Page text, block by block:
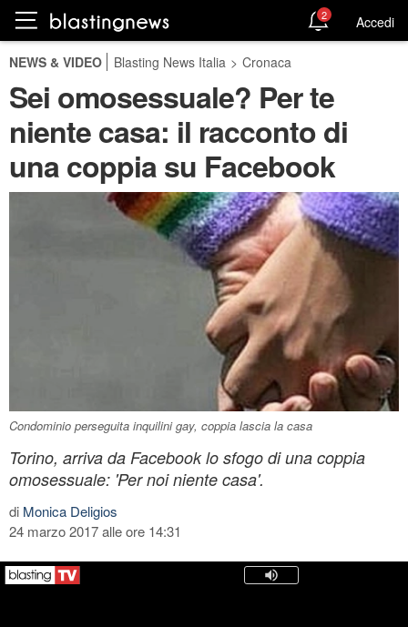
2 Accedi
NEWS & VIDEO Blasting News Italia > Cronaca
Sei omosessuale? Per te
niente casa: il racconto di
una coppia su Facebook
Condominio perseguita inquilini gay, coppia lascia la casa
Torino, arriva da Facebook lo sfogo di una coppia
omosessuale: 'Per noi niente casa'.
di Monica Deligios
24 marzo 2017 alle ore 14:31